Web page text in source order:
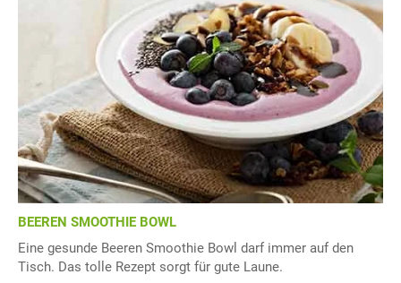
BEEREN SMOOTHIE BOWL
Eine gesunde Beeren Smoothie Bowl darf immer auf den
Tisch. Das tolle Rezept sorgt für gute Laune.